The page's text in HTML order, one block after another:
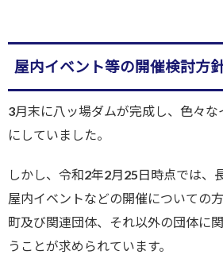
屋内イベント等の開催検討方
3月末に八ッ場ダムが完成し、色々
にしていました。
しかし、令和2年2月25日時点では、
屋内イベントなどの開催についての
町及び関連団体、それ以外の団体に
うことが求められています。